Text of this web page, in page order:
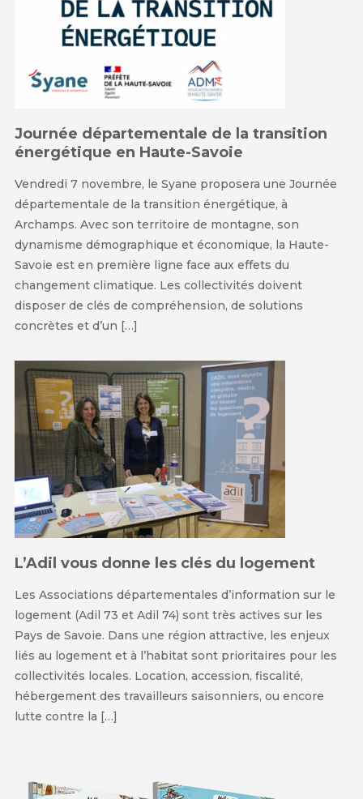
Journée départementale de la transition
énergétique en Haute-Savoie
Vendredi 7 novembre, le Syane proposera une Journée
départementale de la transition énergétique, à
Archamps. Avec son territoire de montagne, son
dynamisme démographique et économique, la Haute-
Savoie est en première ligne face aux effets du
changement climatique. Les collectivités doivent
disposer de clés de compréhension, de solutions
concrètes et d’un […]
L’Adil vous donne les clés du logement
Les Associations départementales d’information sur le
logement (Adil 73 et Adil 74) sont très actives sur les
Pays de Savoie. Dans une région attractive, les enjeux
liés au logement et à l’habitat sont prioritaires pour les
collectivités locales. Location, accession, fiscalité,
hébergement des travailleurs saisonniers, ou encore
lutte contre la […]